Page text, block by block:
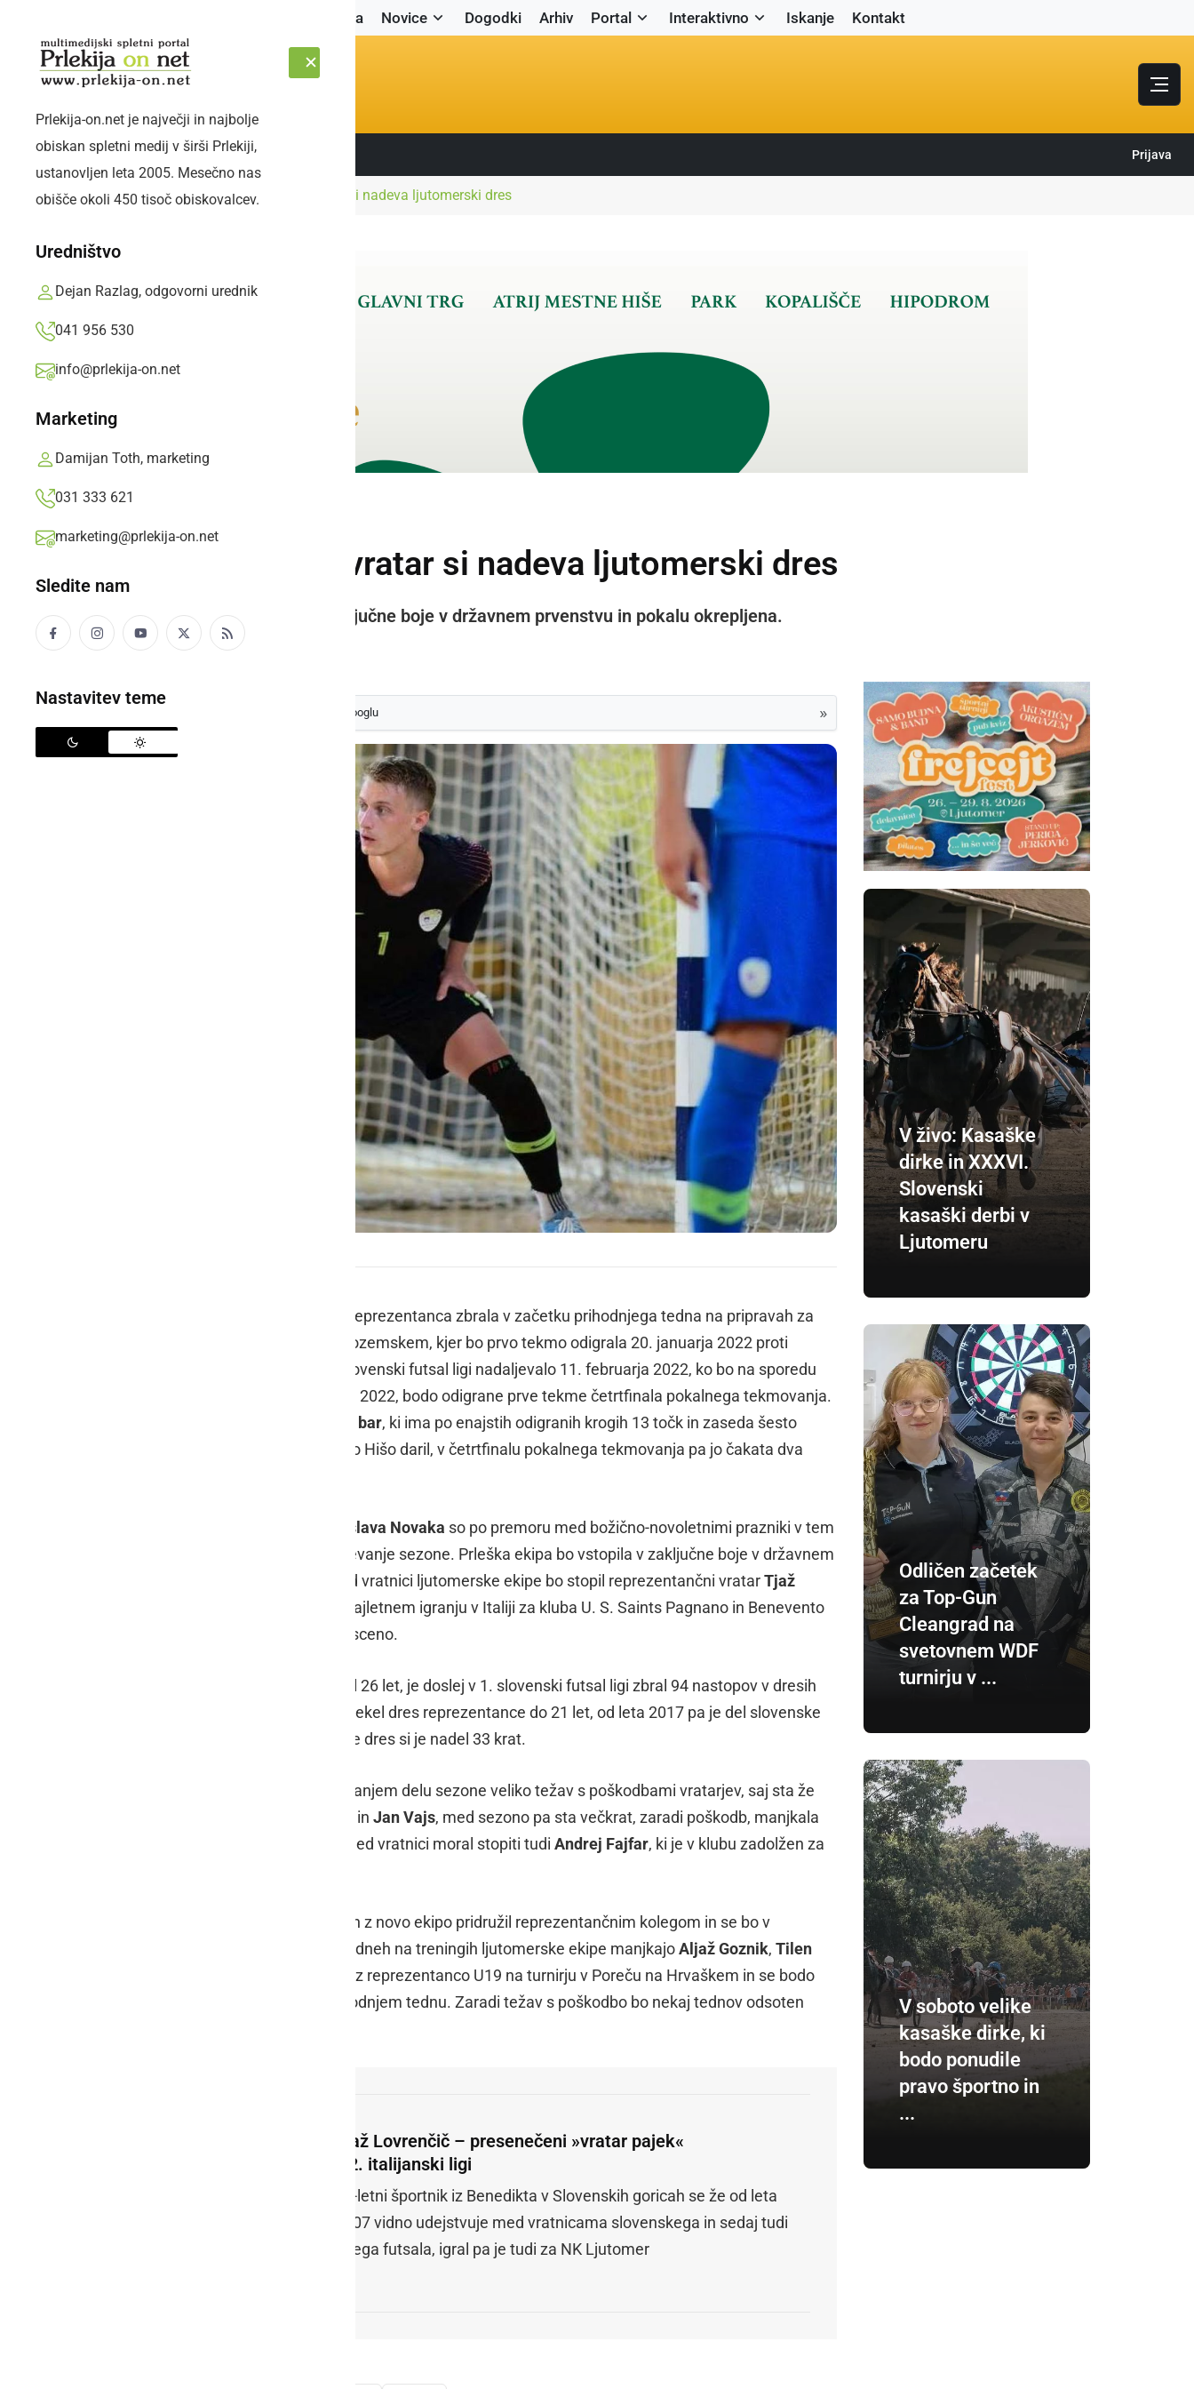
Naslovnica Novice Dogodki Arhiv Portal Interaktivno Iskanje Kontakt
SOBOTA, 8. AVGUST 2026 Sledite nam: Prijava
Prlekija-on.net je največji in najbolje
obiskan spletni medij v širši Prlekiji,
ustanovljen leta 2005. Mesečno nas
obišče okoli 450 tisoč obiskovalcev.
Uredništvo
Dejan Razlag, odgovorni urednik
041 956 530
info@prlekija-on.net
Marketing
Damijan Toth, marketing
031 333 621
marketing@prlekija-on.net
Sledite nam
Nastavitev teme
Naslovnica ŠportReprezentančni vratar si nadeva ljutomerski dres
Reprezentančni vratar si nadeva ljutomerski dres
Prleška ekipa bo vstopila v zaključne boje v državnem prvenstvu in pokalu okrepljena.
Prlekija-on.net,četrtek, 6. januar 2022 ob 18:04
kot svoj prednostni vir na Googlu »
Ker se bo slovenska članska futsal reprezentanca zbrala v začetku prihodnjega tedna na pripravah za
letošnje evropsko prvenstvo na Nizozemskem, kjer bo prvo tekmo odigrala 20. januarja 2022 proti
Kazahstanu, se bo prvenstvo v 1. slovenski futsal ligi nadaljevalo 11. februarja 2022, ko bo na sporedu
14. krog. Teden dni prej, 4. februarja 2022, bodo odigrane prve tekme četrtfinala pokalnega tekmovanja.
Meteorplast ŠIC bar, ki ima po enajstih odigranih krogih 13 točk in zaseda šesto
mesto, bo v 14. krogu gostila ptujsko Hišo daril, v četrtfinalu pokalnega tekmovanja pa jo čakata dva
Tomislava Novaka so po premoru med božično-novoletnimi prazniki v tem
tednu pričeli s pripravami na nadaljevanje sezone. Prleška ekipa bo vstopila v zaključne boje v državnem
prvenstvu in pokalu okrepljena. Med vratnici ljutomerske ekipe bo stopil reprezentančni vratarTjaž
iz Benedikta, ki se po nekajletnem igranju v Italiji za kluba U. S. Saints Pagnano in Benevento
ponovno vrača na slovensko futsal sceno.
Lovrenčič, ki bo 17. januarja dopolnil 26 let, je doslej v 1. slovenski futsal ligi zbral 94 nastopov v dresih
Benedikta in Maribora, 19 krat je oblekel dres reprezentance do 21 let, od leta 2017 pa je del slovenske
članske futsal reprezentance, katere dres si je nadel 33 krat.
Meteorplast ŠIC bar je imel v dosedanjem delu sezone veliko težav s poškodbami vratarjev, saj sta že
in Jan Vajs, med sezono pa sta večkrat, zaradi poškodb, manjkala
. Tako je med vratnici moral stopiti tudi Andrej Fajfar, ki je v klubu zadolžen za
Lovrenčič se bo po uvodnih treningih z novo ekipo pridružil reprezentančnim kolegom in se bo v
Ljutomer vrnil konec januarja. V teh dneh na treningih ljutomerske ekipe manjkajoAljaž Goznik, Tilen
, ki so z reprezentanco U19 na turnirju v Poreču na Hrvaškem in se bodo
klubskim treningom priključili v prihodnjem tednu. Zaradi težav s poškodbo bo nekaj tednov odsoten
Tjaž Lovrenčič – presenečeni »vratar pajek«
v 2. italijanski ligi
23-letni športnik iz Benedikta v Slovenskih goricah se že od leta
2007 vidno udejstvuje med vratnicama slovenskega in sedaj tudi
tujega futsala, igral pa je tudi za NK Ljutomer
V živo: Kasaške
dirke in XXXVI.
Slovenski
kasaški derbi v
Ljutomeru
Odličen začetek
za Top-Gun
Cleangrad na
svetovnem WDF
turnirju v ...
V soboto velike
kasaške dirke, ki
bodo ponudile
pravo športno in
...